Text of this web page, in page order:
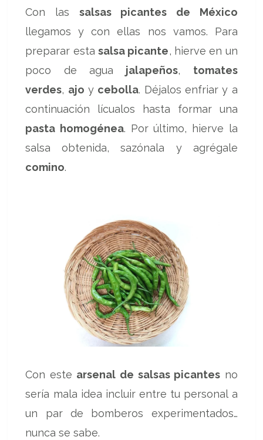
Con las salsas picantes de México
llegamos y con ellas nos vamos. Para
preparar estasalsa picante, hierve en un
poco de agua jalapeños, tomates
verdes, ajo y cebolla. Déjalos enfriar y a
continuación lícualos hasta formar una
pasta homogénea. Por último, hierve la
salsa obtenida, sazónala y agrégale
comino.
Con este arsenal de salsas picantes no
sería mala idea incluir entre tu personal a
un par de bomberos experimentados…
nunca se sabe.